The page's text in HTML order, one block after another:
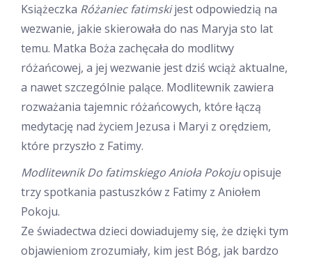
Książeczka Różaniec fatimskijest odpowiedzią na
wezwanie, jakie skierowała do nas Maryja sto lat
temu. Matka Boża zachęcała do modlitwy
różańcowej, a jej wezwanie jest dziś wciąż aktualne,
a nawet szczególnie palące. Modlitewnik zawiera
rozważania tajemnic różańcowych, które łączą
medytację nad życiem Jezusa i Maryi z orędziem,
które przyszło z Fatimy.
Modlitewnik Do fatimskiego Anioła Pokojuopisuje
trzy spotkania pastuszków z Fatimy z Aniołem
Pokoju.
Ze świadectwa dzieci dowiadujemy się, że dzięki tym
objawieniom zrozumiały, kim jest Bóg, jak bardzo